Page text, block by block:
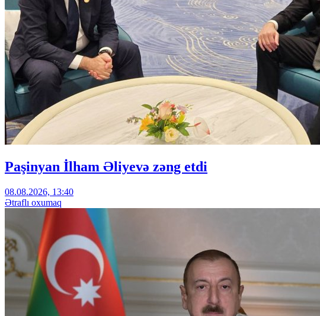
Paşinyan İlham Əliyevə zəng etdi
08.08.2026, 13:40
Ətraflı oxumaq